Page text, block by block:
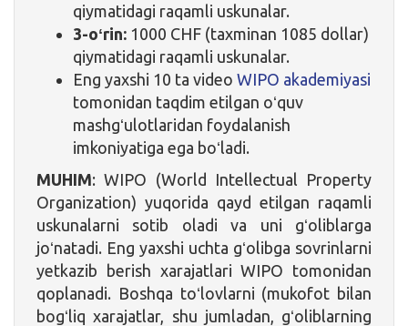
qiymatidagi raqamli uskunalar.
3-oʻrin: 1000 CHF (taxminan 1085 dollar)
qiymatidagi raqamli uskunalar.
Eng yaxshi 10 ta video WIPO akademiyasi
tomonidan taqdim etilgan oʻquv
mashgʻulotlaridan foydalanish
imkoniyatiga ega boʻladi.
MUHIM: WIPO (World Intellectual Property
Organization) yuqorida qayd etilgan raqamli
uskunalarni sotib oladi va uni gʻoliblarga
joʻnatadi. Eng yaxshi uchta gʻolibga sovrinlarni
yetkazib berish xarajatlari WIPO tomonidan
qoplanadi. Boshqa toʻlovlarni (mukofot bilan
bogʻliq xarajatlar, shu jumladan, gʻoliblarning